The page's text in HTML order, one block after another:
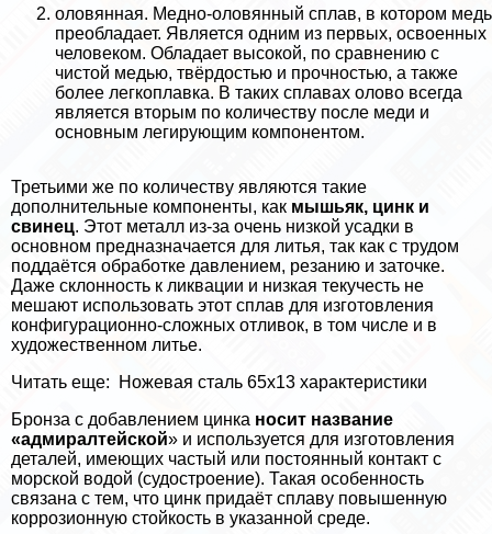
оловянная. Медно-оловянный сплав, в котором медь
преобладает. Является одним из первых, освоенных
человеком. Обладает высокой, по сравнению с
чистой медью, твёрдостью и прочностью, а также
более легкоплавка. В таких сплавах олово всегда
является вторым по количеству после меди и
основным легирующим компонентом.
Третьими же по количеству являются такие
дополнительные компоненты, как мышьяк, цинк и
свинец. Этот металл из-за очень низкой усадки в
основном предназначается для литья, так как с трудом
поддаётся обработке давлением, резанию и заточке.
Даже склонность к ликвации и низкая текучесть не
мешают использовать этот сплав для изготовления
конфигурационно-сложных отливок, в том числе и в
художественном литье.
Читать еще:
Ножевая сталь 65х13 хаpaктеристики
Бронза с добавлением цинка носит название
«адмиралтейской» и используется для изготовления
деталей, имеющих частый или постоянный контакт с
морской водой (судостроение). Такая особенность
связана с тем, что цинк придаёт сплаву повышенную
коррозионную стойкость в указанной среде.